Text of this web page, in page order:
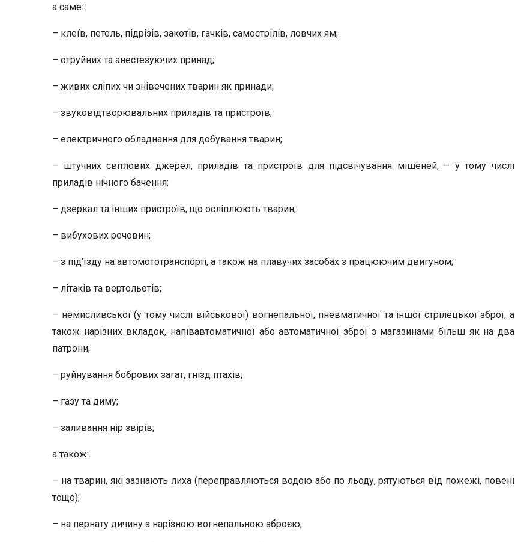
а саме:
– клеїв, петель, підрізів, закотів, гачків, самострілів, ловчих ям;
– отруйних та анестезуючих принад;
– живих сліпих чи знівечених тварин як принади;
– звуковідтворювальних приладів та пристроїв;
– електричного обладнання для добування тварин;
– штучних світлових джерел, приладів та пристроїв для підсвічування мішеней, – у тому числі
приладів нічного бачення;
– дзеркал та інших пристроїв, що осліплюють тварин;
– вибухових речовин;
– з під’їзду на автомототранспорті, а також на плавучих засобах з працюючим двигуном;
– літаків та вертольотів;
– немисливської (у тому числі військової) вогнепальної, пневматичної та іншої стрілецької зброї, а
також нарізних вкладок, напівавтоматичної або автоматичної зброї з магазинами більш як на два
патрони;
– руйнування бобрових загат, гнізд птахів;
– газу та диму;
– заливання нір звірів;
а також:
– на тварин, які зазнають лиха (переправляються водою або по льоду, рятуються від пожежі, повені
тощо);
– на пернату дичину з нарізною вогнепальною зброєю;